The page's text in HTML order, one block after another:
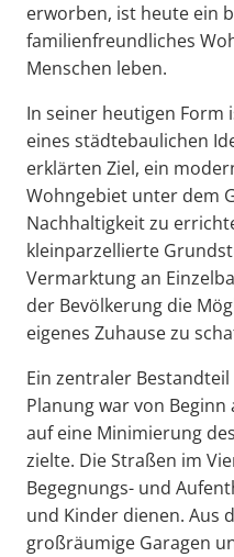
erworben, ist heute ein
familienfreundliches
Menschen leben.
In seiner heutigen Form
eines städtebaulichen
erklärten Ziel, ein
Wohngebiet unter dem
Nachhaltigkeit zu
kleinparzellierte
Vermarktung an
der Bevölkerung die
eigenes Zuhause zu
Ein zentraler
Planung war von
auf eine Minimierung
zielte. Die Straßen im
Begegnungs- und
und Kinder dienen. Aus
großräumige Garagen